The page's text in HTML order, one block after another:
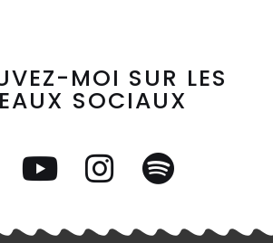
MOI SUR LES
SOCIAUX